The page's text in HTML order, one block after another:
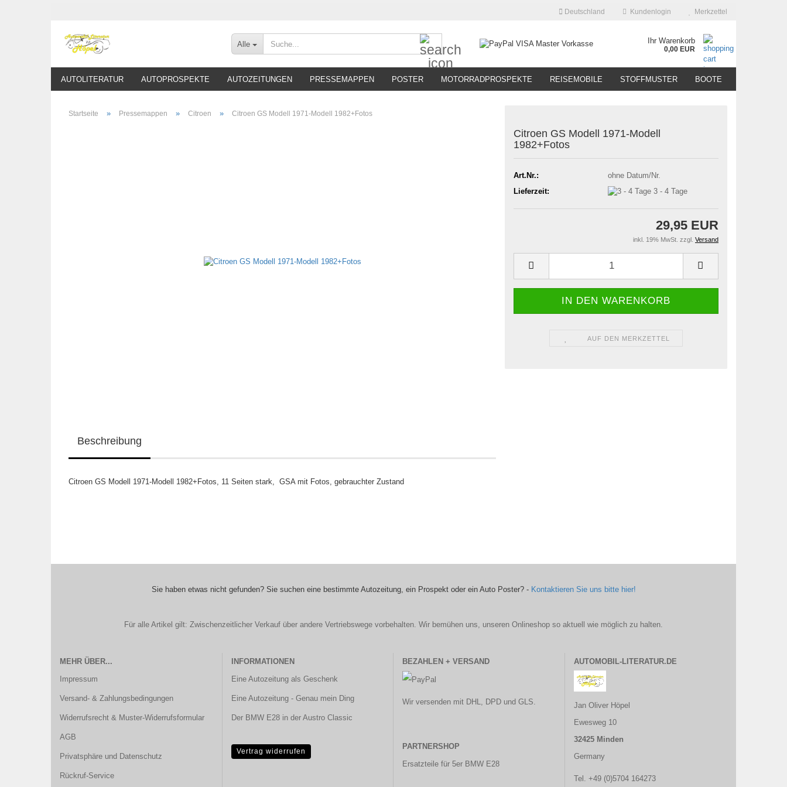
Deutschland Kundenlogin Merkzettel
Alle Ihr Warenkorb
0,00 EUR
AUTOLITERATUR AUTOPROSPEKTE AUTOZEITUNGEN PRESSEMAPPEN POSTER MOTORRADPROSPEKTE REISEMOBILE STOFFMUSTER BOOTE
Startseite » Pressemappen » Citroen » Citroen GS Modell 1971-Modell 1982+Fotos
Citroen GS Modell 1971-Modell
1982+Fotos
Art.Nr.:
ohne Datum/Nr.
Lieferzeit:
3 - 4 Tage
29,95 EUR
inkl. 19% MwSt. zzgl. Versand
AUF DEN MERKZETTEL
Beschreibung
Citroen GS Modell 1971-Modell 1982+Fotos, 11 Seiten stark, GSA mit Fotos, gebrauchter Zustand
Sie haben etwas nicht gefunden? Sie suchen eine bestimmte Autozeitung, ein Prospekt oder ein Auto Poster? - Kontaktieren Sie uns bitte hier!
Für alle Artikel gilt: Zwischenzeitlicher Verkauf über andere Vertriebswege vorbehalten. Wir bemühen uns, unseren Onlineshop so aktuell wie möglich zu halten.
MEHR ÜBER...
Impressum
Versand- & Zahlungsbedingungen
Widerrufsrecht & Muster-Widerrufsformular
AGB
Privatsphäre und Datenschutz
Rückruf-Service
INFORMATIONEN
Eine Autozeitung als Geschenk
Eine Autozeitung - Genau mein Ding
Der BMW E28 in der Austro Classic
Vertrag widerrufen
BEZAHLEN + VERSAND
Wir versenden mit DHL, DPD und GLS.
PARTNERSHOP
Ersatzteile für 5er BMW E28
AUTOMOBIL-LITERATUR.DE
Jan Oliver Höpel
Ewesweg 10
32425 Minden
Germany
Tel. +49 (0)5704 164273